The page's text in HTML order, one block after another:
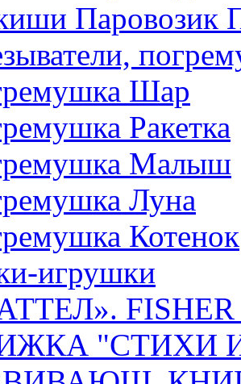
Паровозик
Шар
Ракетка
Малыш
Луна
Котенок
игрушки
"СТИХИ И